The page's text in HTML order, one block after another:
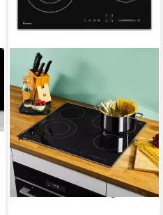
KKT KOLBE
Elektro-Kochfeld CH5901AL
59 x 5 x 52 cm
B/H/T
4 Anzahl Kochzonen
Aluminiumrahmen
Rahmen
(4)
139,99 € UVP 169,99 €
12,79 €mtl. in 12 Raten
-18%
lieferbar - in 2-3 Werktagen bei dir